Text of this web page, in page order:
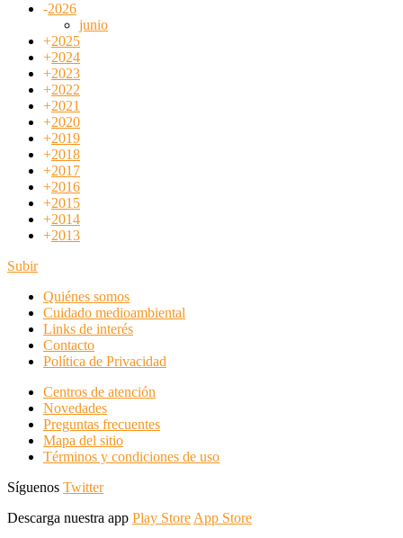
-2026
junio
+2025
+2024
+2023
+2022
+2021
+2020
+2019
+2018
+2017
+2016
+2015
+2014
+2013
Subir
Quiénes somos
Cuidado medioambiental
Links de interés
Contacto
Política de Privacidad
Centros de atención
Novedades
Preguntas frecuentes
Mapa del sitio
Términos y condiciones de uso
Síguenos Twitter
Descarga nuestra app Play Store App Store